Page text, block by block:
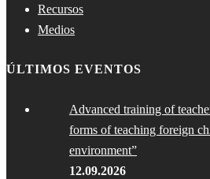
Recursos
Medios
ÚLTIMOS EVENTOS
Advanced training of
forms of teaching foreign
environment”
12.09.2026